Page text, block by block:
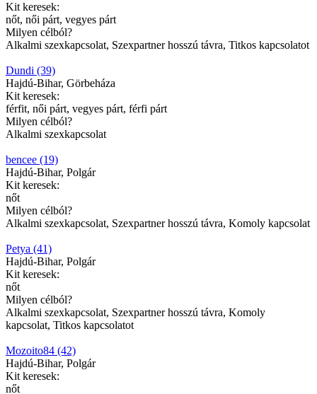
Kit keresek:
nőt, női párt, vegyes párt
Milyen célból?
Alkalmi szexkapcsolat, Szexpartner hosszú távra, Titkos kapcsolatot
Dundi (39)
Hajdú-Bihar, Görbeháza
Kit keresek:
férfit, női párt, vegyes párt, férfi párt
Milyen célból?
Alkalmi szexkapcsolat
bencee (19)
Hajdú-Bihar, Polgár
Kit keresek:
nőt
Milyen célból?
Alkalmi szexkapcsolat, Szexpartner hosszú távra, Komoly kapcsolat
Petya (41)
Hajdú-Bihar, Polgár
Kit keresek:
nőt
Milyen célból?
Alkalmi szexkapcsolat, Szexpartner hosszú távra, Komoly
kapcsolat, Titkos kapcsolatot
Mozoito84 (42)
Hajdú-Bihar, Polgár
Kit keresek:
nőt